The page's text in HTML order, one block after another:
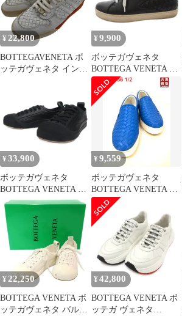
¥ 22,800
BOTTEGAVENETA ボ
ッテガヴェネタ イント
クス レザー ラバー ホ
ワイト オレンジ 中古
¥ 9,900
ボッテガヴェネタ
BOTTEGA VENETA ス
ニーカー シューズ イン
トレチャート レースア
ップ レザー ローカット
36.5 黒 ブラック /FF
■GY62
¥ 33,900
ボッテガヴェネタ
BOTTEGA VENETA バ
ルカン ローカットスニ
ーカー キャンバス 35
黒 ブラック ■MNK10
¥9,559
ボッテガヴェネタ
BOTTEGA VENETA イ
ントレチャート スリッ
ポン スニーカー レディ
ース 36 1/2
¥ 22,250
BOTTEGA VENETA ボ
ッテガヴェネタ バルカ
¥ 42,800
BOTTEGA VENETA ボ
ッテガ ヴェネタ